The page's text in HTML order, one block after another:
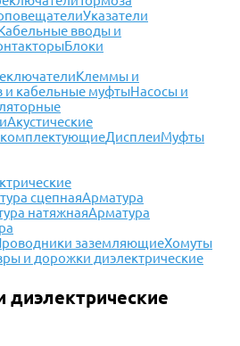
Указатели
вводы и
Блоки
Клеммы и
и кабельные муфтыНасосы и
Акустические
ДисплеиМуфты
сцепнаяАрматура
натяжнаяАрматура
заземляющиеХомуты
и дорожки диэлектрические